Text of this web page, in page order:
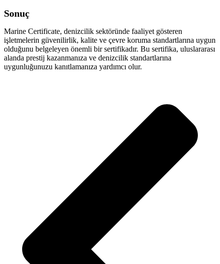
Sonuç
Marine Certificate, denizcilik sektöründe faaliyet gösteren
işletmelerin güvenilirlik, kalite ve çevre koruma standartlarına uygun
olduğunu belgeleyen önemli bir sertifikadır. Bu sertifika, uluslararası
alanda prestij kazanmanıza ve denizcilik standartlarına
uygunluğunuzu kanıtlamanıza yardımcı olur.